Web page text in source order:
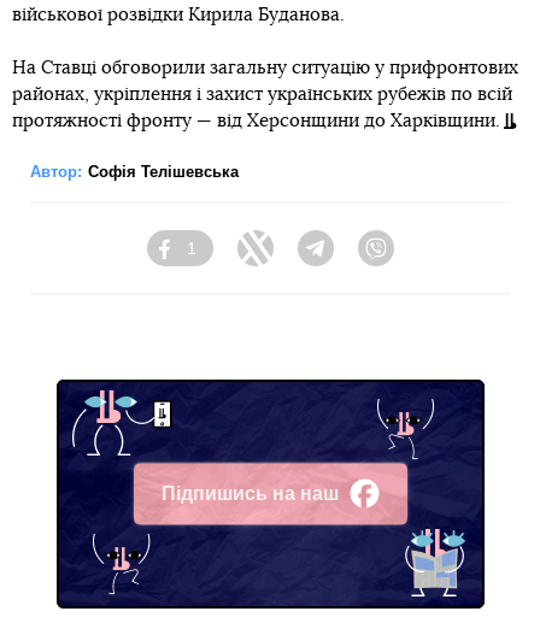
військової розвідки Кирила Буданова.
На Ставці обговорили загальну ситуацію у прифронтових
районах, укріплення і захист українських рубежів по всій
протяжності фронту — від Херсонщини до Харківщини.
Автор: Софія Телішевська
Facebook
1
Twitter Telegram
Підпишись на наш
Facebook